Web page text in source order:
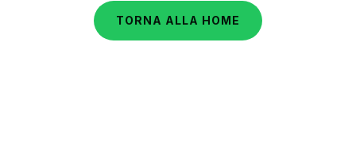
TORNA ALLA HOME